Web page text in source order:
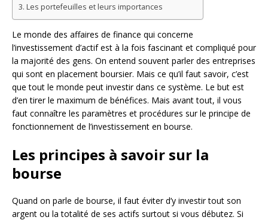
Les portefeuilles et leurs importances
Le monde des affaires de finance qui concerne
l’investissement d’actif est à la fois fascinant et compliqué pour
la majorité des gens. On entend souvent parler des entreprises
qui sont en placement boursier. Mais ce qu’il faut savoir, c’est
que tout le monde peut investir dans ce système. Le but est
d’en tirer le maximum de bénéfices. Mais avant tout, il vous
faut connaître les paramètres et procédures sur le principe de
fonctionnement de l’investissement en bourse.
Les principes à savoir sur la
bourse
Quand on parle de bourse, il faut éviter d’y investir tout son
argent ou la totalité de ses actifs surtout si vous débutez. Si